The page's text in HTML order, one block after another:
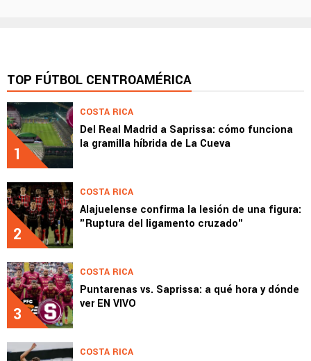
TOP FÚTBOL CENTROAMÉRICA
1
COSTA RICA
Del Real Madrid a Saprissa: cómo funciona
la gramilla híbrida de La Cueva
2
COSTA RICA
Alajuelense confirma la lesión de una figura:
"Ruptura del ligamento cruzado"
3
COSTA RICA
Puntarenas vs. Saprissa: a qué hora y dónde
ver EN VIVO
COSTA RICA